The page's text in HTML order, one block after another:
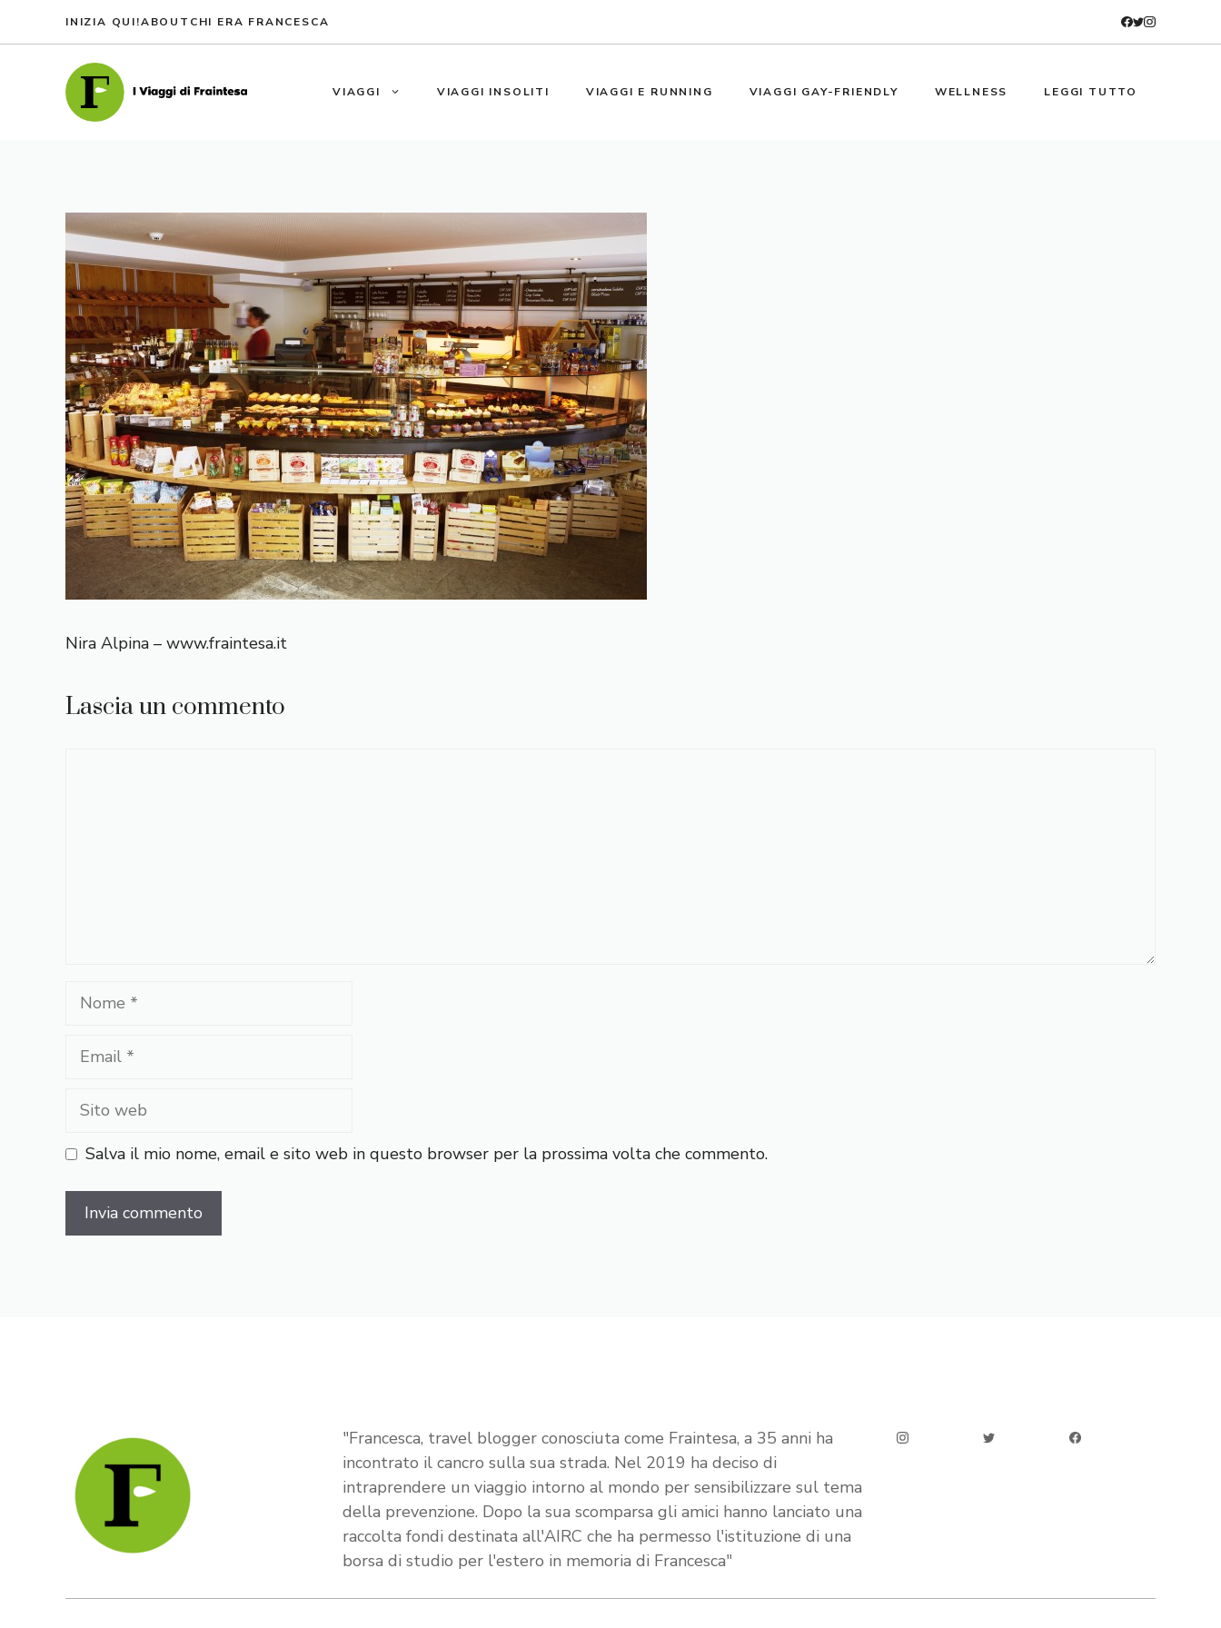
INIZIA QUI!ABOUT CHI ERA FRANCESCA
VIAGGI VIAGGI INSOLITI VIAGGI E RUNNING VIAGGI GAY-FRIENDLY WELLNESS LEGGI TUTTO
Nira Alpina – www.fraintesa.it
Lascia un commento
Nome
Email
Sito
Salva il mio nome, email e sito web in questo browser per la prossima volta che commento.
"Francesca, travel blogger conosciuta come Fraintesa, a 35 anni ha
incontrato il cancro sulla sua strada. Nel 2019 ha deciso di
intraprendere un viaggio intorno al mondo per sensibilizzare sul tema
della prevenzione. Dopo la sua scomparsa gli amici hanno lanciato una
raccolta fondi destinata all'AIRC che ha permesso l'istituzione di una
borsa di studio per l'estero in memoria di Francesca"